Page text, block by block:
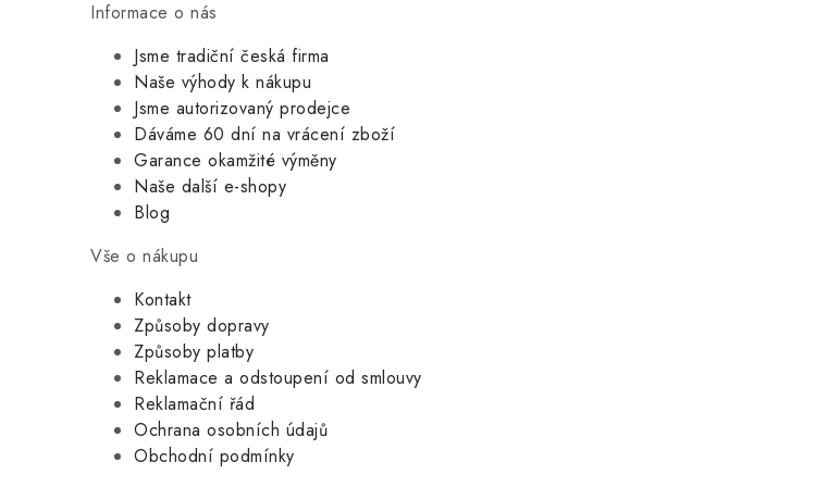
Informace o nás
Jsme tradiční česká firma
Naše výhody k nákupu
Jsme autorizovaný prodejce
Dáváme 60 dní na vrácení zboží
Garance okamžité výměny
Naše další e-shopy
Blog
Vše o nákupu
Kontakt
Způsoby dopravy
Způsoby platby
Reklamace a odstoupení od smlouvy
Reklamační řád
Ochrana osobních údajů
Obchodní podmínky